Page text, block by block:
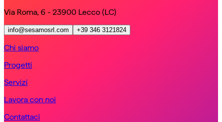
Via Roma, 6 - 23900 Lecco (LC)
info@sesamosrl.com +39 346 3121824
Chi siamo
Progetti
Servizi
Lavora con noi
Contattaci